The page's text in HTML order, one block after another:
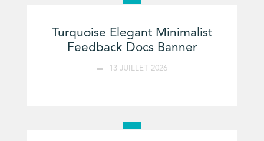
Turquoise Elegant Minimalist
Feedback Docs Banner
13 JUILLET 2026